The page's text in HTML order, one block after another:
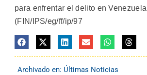
para enfrentar el delito en Venezuela
(FIN/IPS/eg/ff/ip/97
Archivado en: Últimas Noticias